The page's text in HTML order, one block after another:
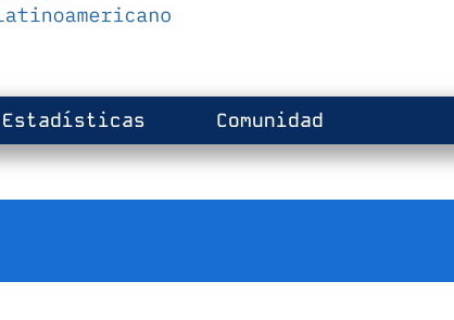
Estadísticas Comunidad